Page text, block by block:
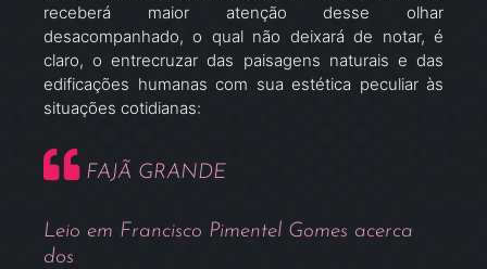
receberá maior atenção desse olhar
desacompanhado, o qual não deixará de notar, é
claro, o entrecruzar das paisagens naturais e das
edificações humanas com sua estética peculiar às
situações cotidianas:
FAJÃ GRANDE
Leio em Francisco Pimentel Gomes acerca
dos